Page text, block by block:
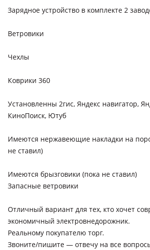
Зарядное устройство в комплекте 2
Ветровики
Чехлы
Коврики 360
Установленны 2гис, Яндекс навигатор,
КиноПоиск, Ютуб
Имеются нержавеющие накладки на
не ставил)
Имеются брызговики (пока не ставил)
Запасные ветровики
Отличный вариант для тех, кто хочет
экономичный электровнедорожник.
Реальному покупателю торг.
Звоните/пишите — отвечу на все